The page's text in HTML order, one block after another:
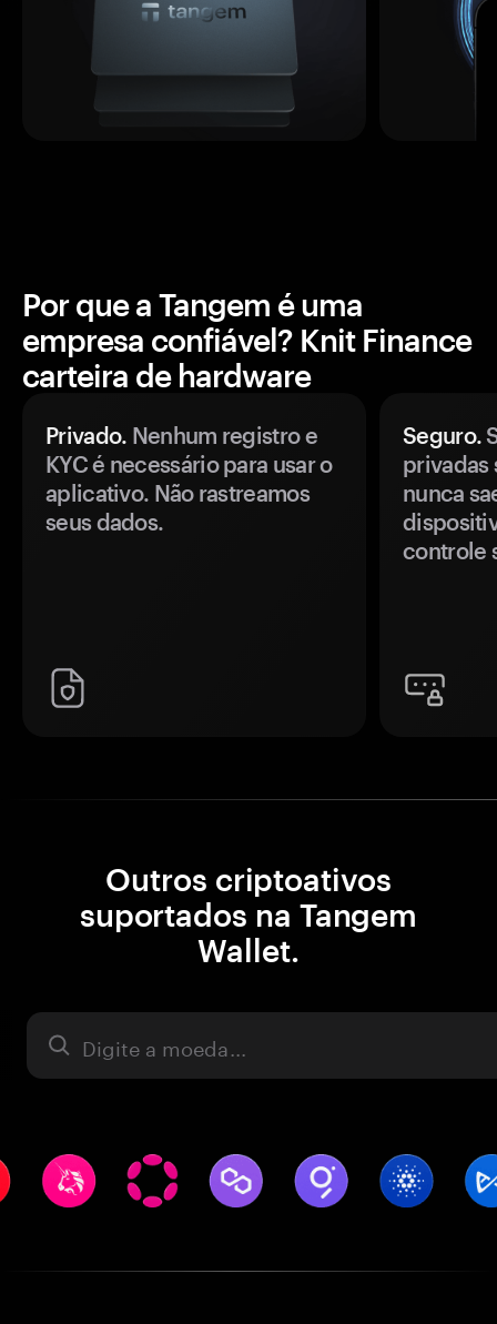
Por que a Tangem é uma
empresa confiável? Knit Finance
carteira de hardware
Privado. Nenhum registro e
KYC é necessário para usar o
aplicativo. Não rastreamos
seus dados.
Seguro.
privadas
nunca
controle
Outros criptoativos
suportados na Tangem
Wallet.
Ativo